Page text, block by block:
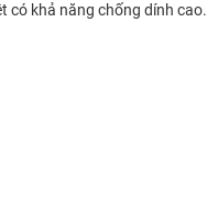
có khả năng chống dính cao.